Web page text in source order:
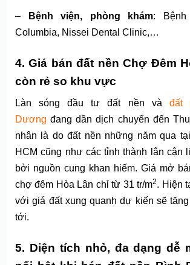
– Bệnh viện, phòng khám:
Columbia, Nissei Dental Clinic,…
4. Giá bán đất nền Chợ Đêm
còn rẻ so khu vực
Làn sóng đầu tư đất nền và đất
Dương đang dần dịch chuyển đến
nhân là do đất nền những năm qua
HCM cũng như các tỉnh thành lân cận
bởi nguồn cung khan hiếm. Giá mở
chợ đêm Hòa Lân chỉ từ 31 tr/m2. Hiện
với giá đất xung quanh dự kiến sẽ
tới.
5. Diện tích nhỏ, đa dạng dễ